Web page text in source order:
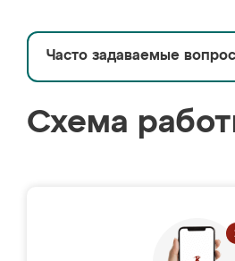
Часто задаваемые
Схема